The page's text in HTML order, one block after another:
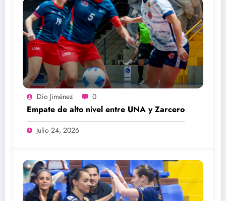
Dio Jiménez 0
Empate de alto nivel entre UNA y Zarcero
Julio 24, 2026